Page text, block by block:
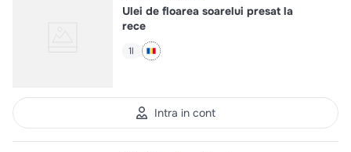
Ulei de floarea soarelui presat la
rece
1l
Intra in cont